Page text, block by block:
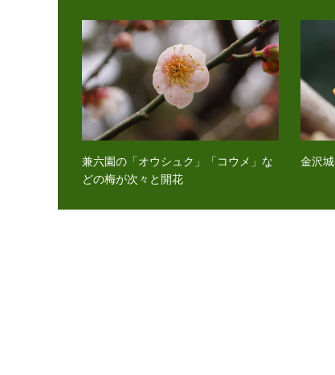
兼六園の「オウシュク」「コウメ」な
どの梅が次々と開花
金沢